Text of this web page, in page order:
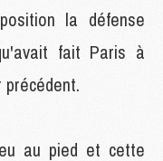
la défense
fait Paris à
au pied et cette